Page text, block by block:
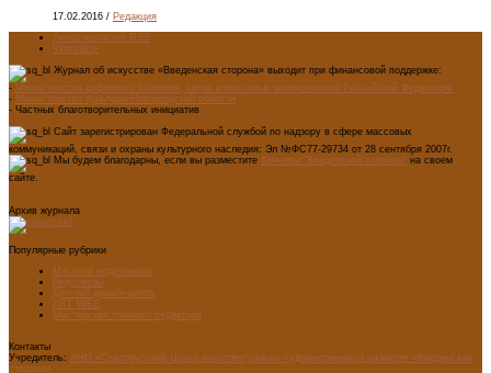
17.02.2016 / Редакция
Лента новостей RSS
Vkontakte
Журнал об искусстве «Введенская сторона» выходит при финансовой поддержке:
- Министерства цифрового развития, связи и массовых коммуникаций Российской Федерации
- Министерство культуры Новгородской области
- Частных благотворительных инициатив
Сайт зарегистрирован Федеральной службой по надзору в сфере массовых
коммуникаций, связи и охраны культурного наследия: Эл №ФС77-29734 от 28 сентября 2007г.
Мы будем благодарны, если вы разместите баннеры "Введенской стороны" на своем
сайте.
Архив журнала
Популярные рубрики
Мастера модернизма
Педсоветы
Детский дизайн-центр
ART WEB
Мастерская главного редактора
Контакты
Учредитель: АНО «Старорусский Центр интеллектуально-художественного развития «Введенская
сторона»